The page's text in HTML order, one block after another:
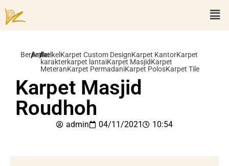
Beranda
/Artikel
/Artikel Karpet Custom DesignKarpet KantorKarpet
karakterkarpet lantaiKarpet MasjidKarpet
MeteranKarpet PermadaniKarpet PolosKarpet Tile
Karpet Masjid
Roudhoh
admin 04/11/2021 10:54